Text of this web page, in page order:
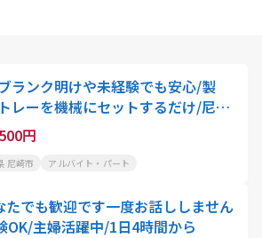
ランク明けや未経験でも安心/製
レーを機械にセットするだけ/尼崎
円
尼崎市 アルバイト・パート
たでも歓迎です一度お話ししません
OK/主婦活躍中/1日4時間から